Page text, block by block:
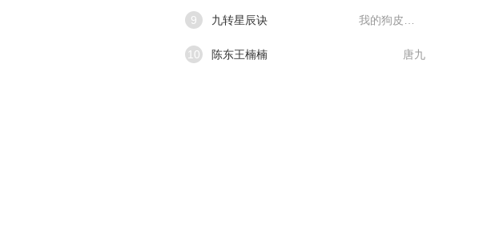
9 九转星辰诀
10 陈东王楠楠 唐九